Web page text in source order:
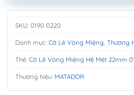
SKU: 0190 0220
Danh mục: Cờ Lê Vòng Miệng Thương
Thẻ: Cờ Lê Vòng Miệng Hệ Mét 22mm
Thương hiệu: MATADOR